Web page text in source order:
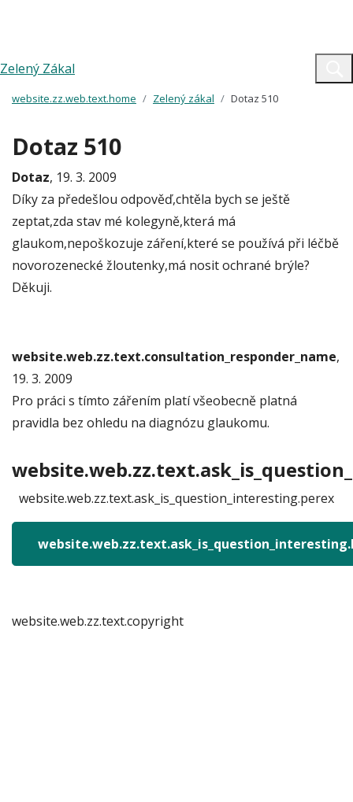
Zelený Zákal
website.zz.web.text.home Zelený zákal Dotaz 510
Dotaz 510
Dotaz, 19. 3. 2009
Díky za předešlou odpověď,chtěla bych se ještě
zeptat,zda stav mé kolegyně,která má
glaukom,nepoškozuje záření,které se používá při léčbě
novorozenecké žloutenky,má nosit ochrané brýle?
Děkuji.
website.web.zz.text.consultation_responder_name,
19. 3. 2009
Pro práci s tímto zářením platí všeobecně platná
pravidla bez ohledu na diagnózu glaukomu.
website.web.zz.text.ask_is_question_interesting.perex
website.web.zz.text.copyright